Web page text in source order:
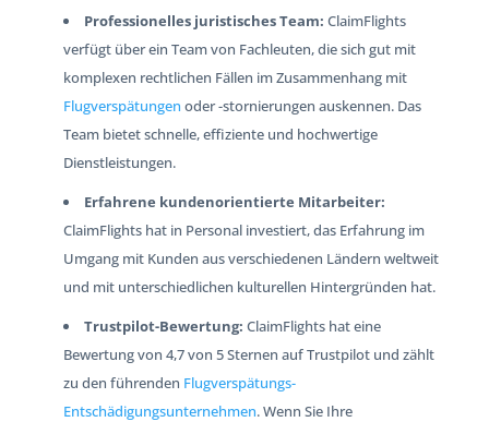
Professionelles juristisches Team: ClaimFlights
verfügt über ein Team von Fachleuten, die sich gut mit
komplexen rechtlichen Fällen im Zusammenhang mit
Flugverspätungen oder -stornierungen auskennen. Das
Team bietet schnelle, effiziente und hochwertige
Dienstleistungen.
Erfahrene kundenorientierte Mitarbeiter:
ClaimFlights hat in Personal investiert, das Erfahrung im
Umgang mit Kunden aus verschiedenen Ländern weltweit
und mit unterschiedlichen kulturellen Hintergründen hat.
Trustpilot-Bewertung: ClaimFlights hat eine
Bewertung von 4,7 von 5 Sternen auf Trustpilot und zählt
zu den führenden Flugverspätungs-
Entschädigungsunternehmen. Wenn Sie Ihre